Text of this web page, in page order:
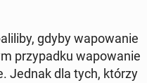
gdyby wa­po­wa­nie
przy­pad­ku wa­po­wa­nie
Jednak dla tych, którzy